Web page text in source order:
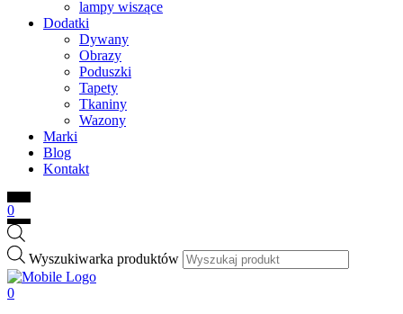
lampy wiszące
Dodatki
Dywany
Obrazy
Poduszki
Tapety
Tkaniny
Wazony
Marki
Blog
Kontakt
0
Wyszukiwarka produktów
0